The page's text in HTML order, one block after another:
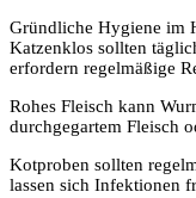
Gründliche Hygiene im
Katzenklos sollten
erfordern regelmäßige
Rohes Fleisch kann
durchgegartem Fleisch
Kotproben sollten
lassen sich Infektionen